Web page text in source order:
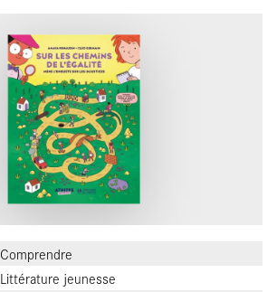
Comprendre
Littérature jeunesse